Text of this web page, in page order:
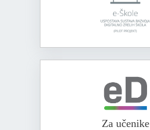
Za učenike